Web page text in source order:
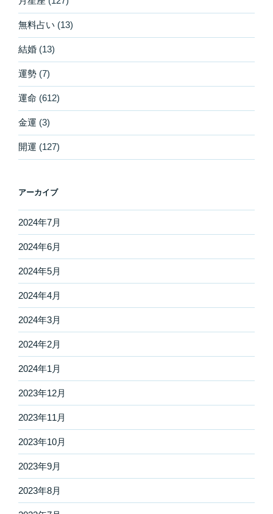
無料占い (13)
結婚 (13)
運勢 (7)
運命 (612)
金運 (3)
開運 (127)
アーカイブ
2024年7月
2024年6月
2024年5月
2024年4月
2024年3月
2024年2月
2024年1月
2023年12月
2023年11月
2023年10月
2023年9月
2023年8月